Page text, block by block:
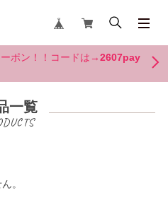
ポン！！コードは→2607pay
一覧
。